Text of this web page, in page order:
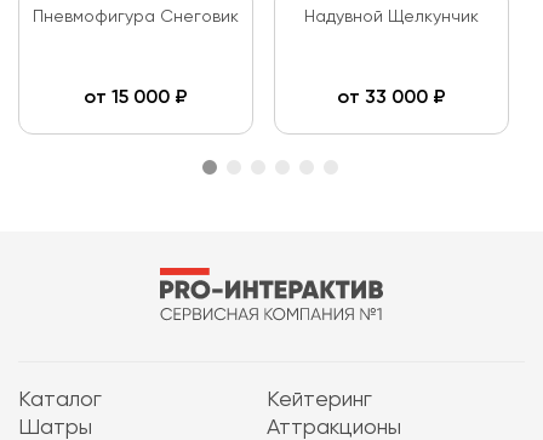
Пневмофигура Снеговик
от 15 000 ₽
Надувной Щелкунчик
от 33 000 ₽
Каталог
Кейтеринг
Шатры
Аттракционы